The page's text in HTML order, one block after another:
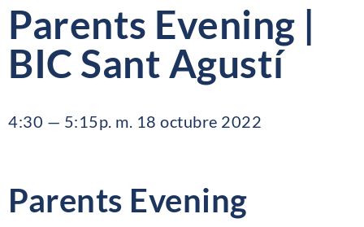
Parents Evening |
BIC Sant Agustí
4:30 — 5:15p. m. 18 octubre 2022
Parents Evening